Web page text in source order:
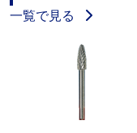
一覧で見る